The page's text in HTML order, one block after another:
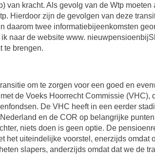
van kracht. Als gevolg van de Wtp
Hierdoor zijn de gevolgen van deze
twee informatiebijeenkomsten
naar de website www.
te brengen.
om te zorgen voor een goed en
de Voeks Hoorrecht Commissie (VHC),
De VHC heeft in een eerder
en de COR op belangrijke
niets doen is geen optie. De
het uiteindelijke voorstel, enerzijds
slapers, anderzijds omdat dat we de